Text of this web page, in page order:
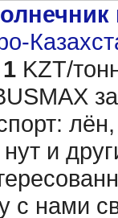
1 KZT/
и
с нами